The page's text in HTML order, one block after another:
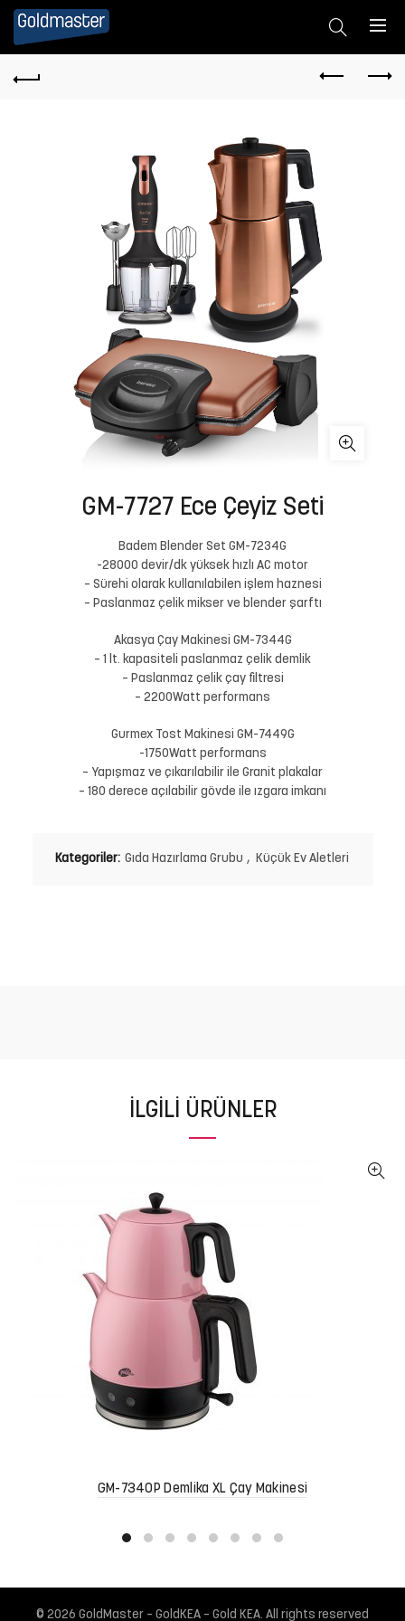
GM-7727 Ece Çeyiz Seti
Badem Blender Set GM-7234G
-28000 devir/dk yüksek hızlı AC motor
– Sürehi olarak kullanılabilen işlem haznesi
– Paslanmaz çelik mikser ve blender şarftı
Akasya Çay Makinesi GM-7344G
– 1 lt. kapasiteli paslanmaz çelik demlik
– Paslanmaz çelik çay filtresi
– 2200Watt performans
Gurmex Tost Makinesi GM-7449G
-1750Watt performans
– Yapışmaz ve çıkarılabilir ile Granit plakalar
– 180 derece açılabilir gövde ile ızgara imkanı
Kategoriler: Gıda Hazırlama Grubu , Küçük Ev Aletleri
İLGILI ÜRÜNLER
GM-7340P Demlika XL Çay Makinesi
© 2026 GoldMaster – GoldKEA – Gold KEA. All rights reserved